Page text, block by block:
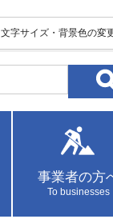
文字サイズ・背景色の変
事業者の方
To businesses